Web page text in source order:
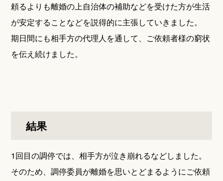
頼るよりも離婚の上自治体の補助などを受けた方が生活
が安定することなどを説得的に主張していきました。
期日間にも相手方の代理人を通して、ご依頼者様の窮状
を伝え続けました。
結果
1回目の調停では、相手方が泣き崩れるなどしました。
そのため、調停委員が離婚を思いとどまるようにご依頼